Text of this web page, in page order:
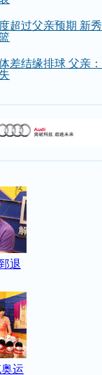
超过父亲预期 新秀
差结缘排球 父亲：
退
运